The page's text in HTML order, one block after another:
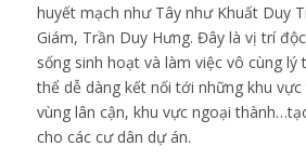
huyết mạch như Tây như Khuất Duy
Giám, Trần Duy Hưng. Đây là vị trí
sống sinh hoạt và làm việc vô cùng
thể dễ dàng kết nối tới những khu
vùng lân cận, khu vực ngoại
cho các cư dân dự án.